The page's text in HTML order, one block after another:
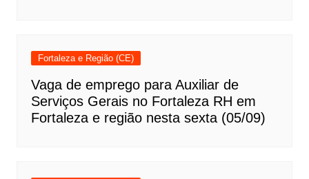
Fortaleza e Região (CE)
Vaga de emprego para Auxiliar de
Serviços Gerais no Fortaleza RH em
Fortaleza e região nesta sexta (05/09)